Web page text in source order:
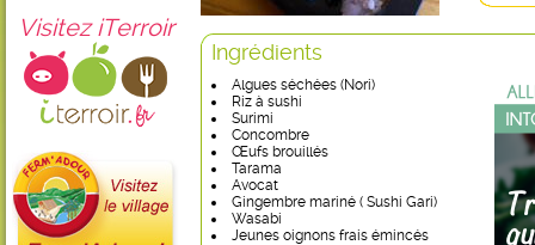
Visitez iTerroir
Ingrédients
Algues séchées (Nori)
Riz à sushi
Surimi
Concombre
Œufs brouillés
Tarama
Avocat
Gingembre mariné ( Sushi Gari)
Wasabi
Jeunes oignons frais émincés